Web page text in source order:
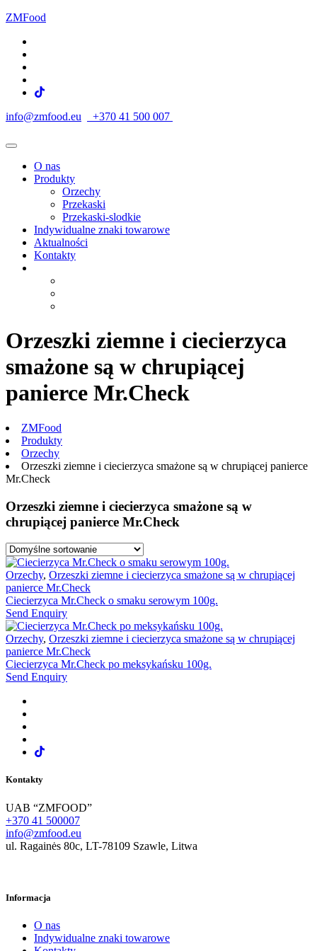
ZMFood
info@zmfood.eu +370 41 500 007
O nas
Produkty
Orzechy
Przekaski
Przekaski-slodkie
Indywidualne znaki towarowe
Aktualności
Kontakty
Orzeszki ziemne i ciecierzyca
smażone są w chrupiącej
panierce Mr.Check
ZMFood
Produkty
Orzechy
Orzeszki ziemne i ciecierzyca smażone są w chrupiącej panierce
Mr.Check
Orzeszki ziemne i ciecierzyca smażone są w
chrupiącej panierce Mr.Check
Orzechy, Orzeszki ziemne i ciecierzyca smażone są w chrupiącej
panierce Mr.Check
Ciecierzyca Mr.Check o smaku serowym 100g.
Send Enquiry
Orzechy, Orzeszki ziemne i ciecierzyca smażone są w chrupiącej
panierce Mr.Check
Ciecierzyca Mr.Check po meksykańsku 100g.
Send Enquiry
Kontakty
UAB “ZMFOOD”
+370 41 500007
info@zmfood.eu
ul. Ragainės 80c, LT-78109 Szawle, Litwa
Informacja
O nas
Indywidualne znaki towarowe